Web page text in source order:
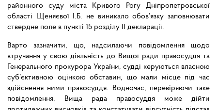
районного суду міста Кривого Рогу Дніпропетровської
області Щеняєвої І.Б. не виникало обов’язку заповнювати
ствердне поле в пункті 15 розділу ІІ декларації.
Варто зазначити, що, надсилаючи повідомлення щодо
втручання у свою діяльність до Вищої ради правосуддя та
Генерального прокурора України, судді керуються власною
суб’єктивною оцінкою обставин, що мали місце під час
здійснення ними правосуддя. Водночас, перевіряючи таке
повідомлення, Вища рада правосуддя може дійти